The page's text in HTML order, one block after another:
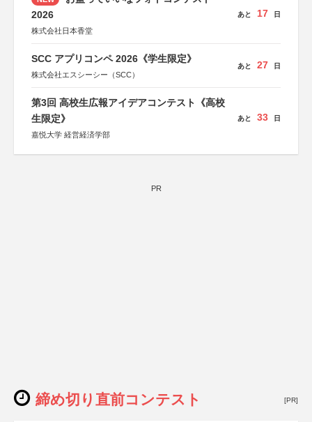
2026
株式会社日本香堂
あと 17 日
SCC アプリコンペ 2026《学生限定》
株式会社エスシーシー（SCC）
あと 27 日
第3回 高校生広報アイデアコンテスト《高校
生限定》
嘉悦大学 経営経済学部
あと 33 日
PR
締め切り直前コンテスト [PR]